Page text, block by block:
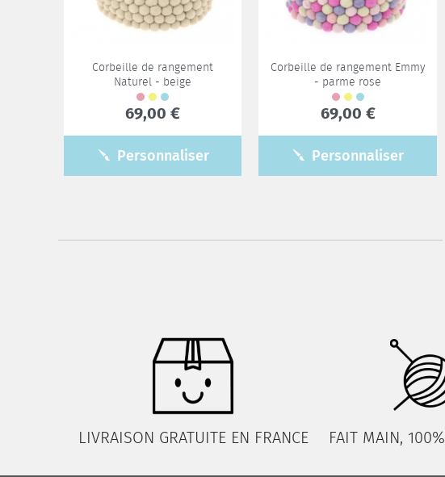
Corbeille de rangement
Naturel - beige
69,00 €
Personnaliser
Corbeille de rangement Emmy
- parme rose
69,00 €
Personnaliser
LIVRAISON GRATUITE EN FRANCE FAIT MAIN,